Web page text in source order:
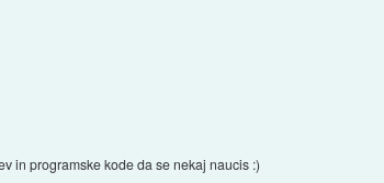
in programske kode da se nekaj naucis :)